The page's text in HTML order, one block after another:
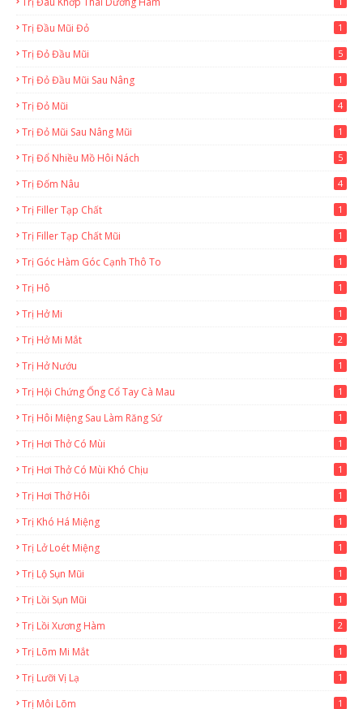
Trị Đầu Mũi Đỏ 1
Trị Đỏ Đầu Mũi 5
Trị Đỏ Đầu Mũi Sau Nâng 1
Trị Đỏ Mũi 4
Trị Đỏ Mũi Sau Nâng Mũi 1
Trị Đổ Nhiều Mồ Hôi Nách 5
Trị Đốm Nâu 4
Trị Filler Tạp Chất 1
Trị Filler Tạp Chất Mũi 1
Trị Góc Hàm Góc Cạnh Thô To 1
Trị Hô 1
Trị Hở Mi 1
Trị Hở Mi Mắt 2
Trị Hở Nướu 1
Trị Hội Chứng Ống Cổ Tay Cà Mau 1
Trị Hôi Miệng Sau Làm Răng Sứ 1
Trị Hơi Thở Có Mùi 1
Trị Hơi Thở Có Mùi Khó Chịu 1
Trị Hơi Thở Hôi 1
Trị Khó Há Miệng 1
Trị Lở Loét Miệng 1
Trị Lộ Sụn Mũi 1
Trị Lồi Sụn Mũi 1
Trị Lồi Xương Hàm 2
Trị Lõm Mi Mắt 1
Trị Lưỡi Vị Lạ 1
Trị Môi Lõm 1